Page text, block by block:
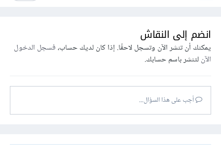
انضم إلى النقاش
يمكنك أن تنشر الآن وتسجل لاحقًا. إذا كان لديك حساب،فسجل الدخول
الآنلتنشر باسم حسابك.
أجب على هذا السؤال...